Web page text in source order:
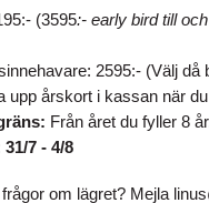
(3595:- early bird till
2595:- (Välj då
upp årskort i kassan när
Från året du fyller 8
31/7 - 4/8
frågor om lägret? Mejla